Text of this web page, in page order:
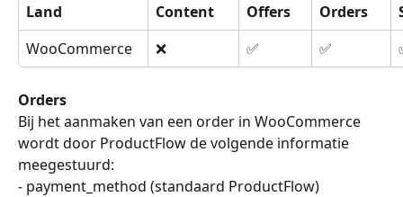
Land Content Offers Orders
WooCommerce
❌ ✅ ✅
Orders
Bij het aanmaken van een order in WooCommerce
wordt door ProductFlow de volgende informatie
meegestuurd:
- payment_method (standaard ProductFlow)